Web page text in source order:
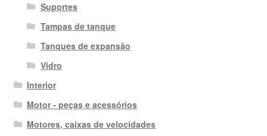
Suportes
Tampas de tanque
Tanques de expansão
Vidro
Interior
Motor - peças e acessórios
Motores, caixas de velocidades